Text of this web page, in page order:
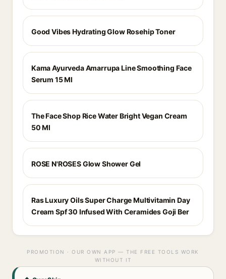
Good Vibes Hydrating Glow Rosehip Toner
Kama Ayurveda Amarrupa Line Smoothing Face
Serum 15 Ml
The Face Shop Rice Water Bright Vegan Cream
50 Ml
ROSE N'ROSES Glow Shower Gel
Ras Luxury Oils Super Charge Multivitamin Day
Cream Spf 30 Infused With Ceramides Goji Ber
PROMOTION · OUR OWN APP — THE FREE TOOLS WORK
WITHOUT IT